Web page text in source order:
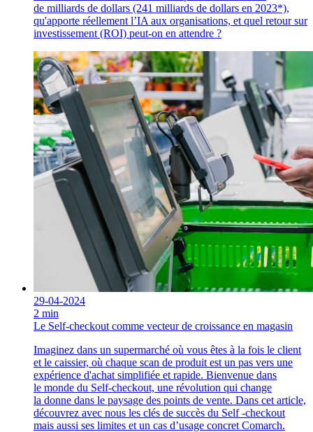
de milliards de dollars (241 milliards de dollars en 2023*),
qu'apporte réellement l’IA aux organisations, et quel retour sur
investissement (ROI) peut-on en attendre ?
29-04-2024
2 min
Le Self-checkout comme vecteur de croissance en magasin
Imaginez dans un supermarché où vous êtes à la fois le client
et le caissier, où chaque scan de produit est un pas vers une
expérience d'achat simplifiée et rapide. Bienvenue dans
le monde du Self-checkout, une révolution qui change
la donne dans le paysage des points de vente. Dans cet article,
découvrez avec nous les clés de succès du Self -checkout
mais aussi ses limites et un cas d’usage concret Comarch.